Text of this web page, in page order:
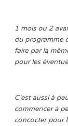
1 mois ou 2
du programme
faire par la
pour les
C'est aussi à
commencer à
concocter pour